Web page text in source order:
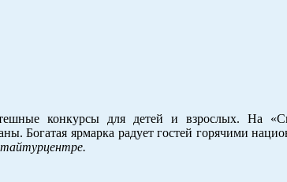
конкурсы для детей и взрослых. На
Богатая ярмарка радует гостей горячими